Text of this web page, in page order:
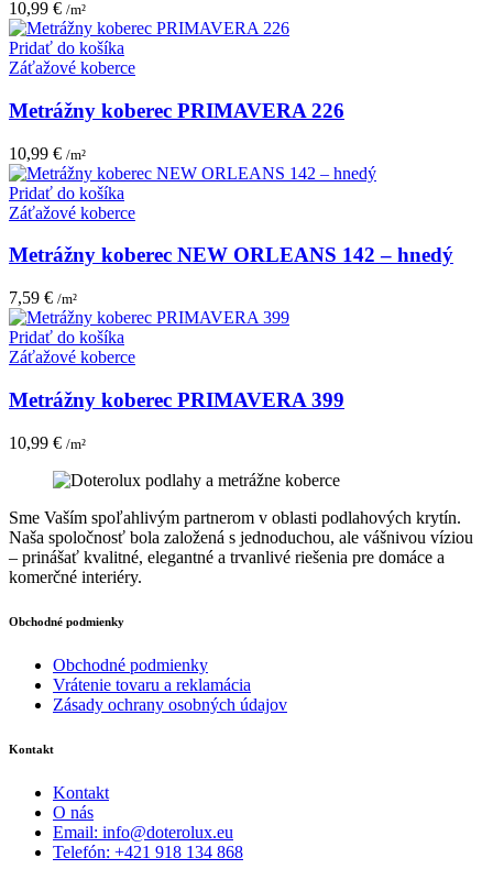
10,99 € /m²
Pridať do košíka
Záťažové koberce
Metrážny koberec PRIMAVERA 226
10,99 € /m²
Pridať do košíka
Záťažové koberce
Metrážny koberec NEW ORLEANS 142 – hnedý
7,59 € /m²
Pridať do košíka
Záťažové koberce
Metrážny koberec PRIMAVERA 399
10,99 € /m²
Sme Vaším spoľahlivým partnerom v oblasti podlahových krytín.
Naša spoločnosť bola založená s jednoduchou, ale vášnivou víziou
– prinášať kvalitné, elegantné a trvanlivé riešenia pre domáce a
komerčné interiéry.
Obchodné podmienky
Obchodné podmienky
Vrátenie tovaru a reklamácia
Zásady ochrany osobných údajov
Kontakt
Kontakt
O nás
Email: info@doterolux.eu
Telefón: +421 918 134 868